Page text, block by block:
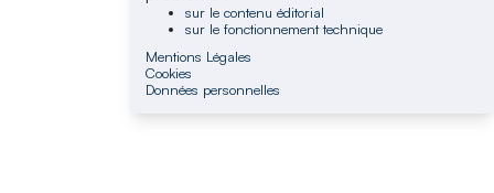
sur le contenu éditorial
sur le fonctionnement technique
Mentions Légales
Cookies
Données personnelles